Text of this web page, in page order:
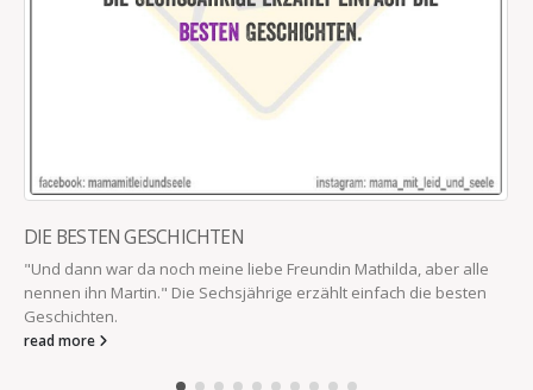
DIE BESTEN GESCHICHTEN
"Und dann war da noch meine liebe Freundin Mathilda, aber alle
nennen ihn Martin." Die Sechsjährige erzählt einfach die besten
Geschichten.
read more